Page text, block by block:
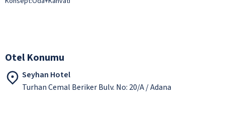
Otel Konumu
Seyhan Hotel
Turhan Cemal Beriker Bulv. No: 20/A / Adana